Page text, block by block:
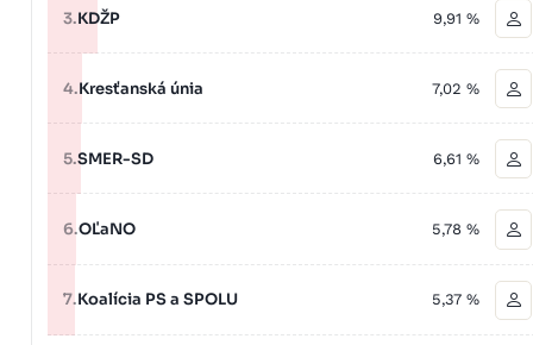
3.KDŽP 9,91 %
4.Kresťanská únia 7,02 %
5.SMER-SD 6,61 %
6.OĽaNO 5,78 %
7.Koalícia PS a SPOLU 5,37 %